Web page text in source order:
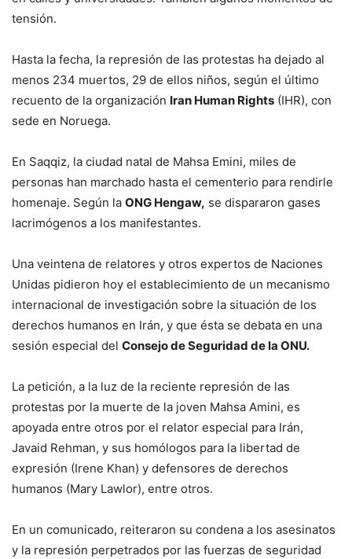
tensión.
Hasta la fecha, la represión de las protestas ha dejado al
menos 234 muertos, 29 de ellos niños, según el último
recuento de la organización Iran Human Rights (IHR), con
sede en Noruega.
En Saqqiz, la ciudad natal de Mahsa Emini, miles de
personas han marchado hasta el cementerio para rendirle
homenaje. Según la ONG Hengaw, se dispararon gases
lacrimógenos a los manifestantes.
Una veintena de relatores y otros expertos de Naciones
Unidas pidieron hoy el establecimiento de un mecanismo
internacional de investigación sobre la situación de los
derechos humanos en Irán, y que ésta se debata en una
sesión especial del Consejo de Seguridad de la ONU.
La petición, a la luz de la reciente represión de las
protestas por la muerte de la joven Mahsa Amini, es
apoyada entre otros por el relator especial para Irán,
Javaid Rehman, y sus homólogos para la libertad de
expresión (Irene Khan) y defensores de derechos
humanos (Mary Lawlor), entre otros.
En un comunicado, reiteraron su condena a los asesinatos
y la represión perpetrados por las fuerzas de seguridad